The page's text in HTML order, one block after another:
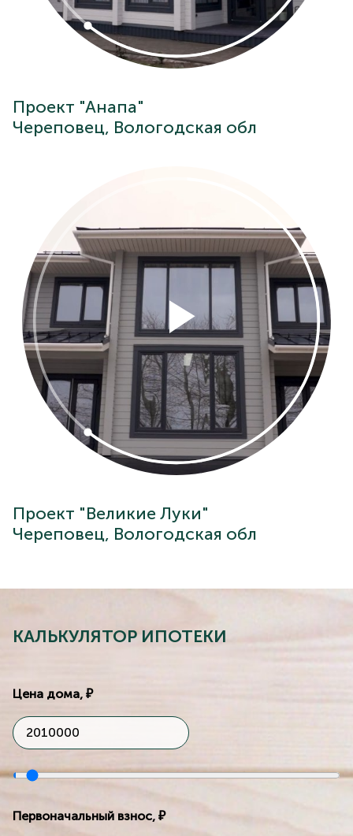
Проект "Анапа"
Череповец, Вологодская обл
Проект "Великие Луки"
Череповец, Вологодская обл
КАЛЬКУЛЯТОР ИПОТЕКИ
Цена дома, ₽
Первоначальный взнос, ₽